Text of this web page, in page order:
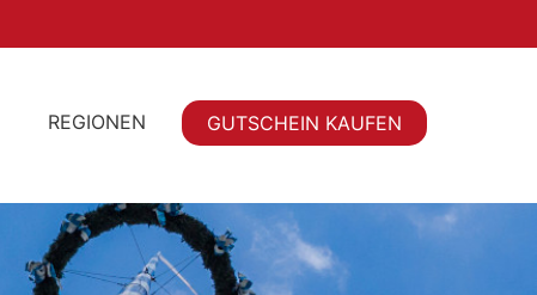
REGIONEN GUTSCHEIN KAUFEN